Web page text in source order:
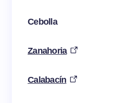
Cebolla
Zanahoria
Calabacín